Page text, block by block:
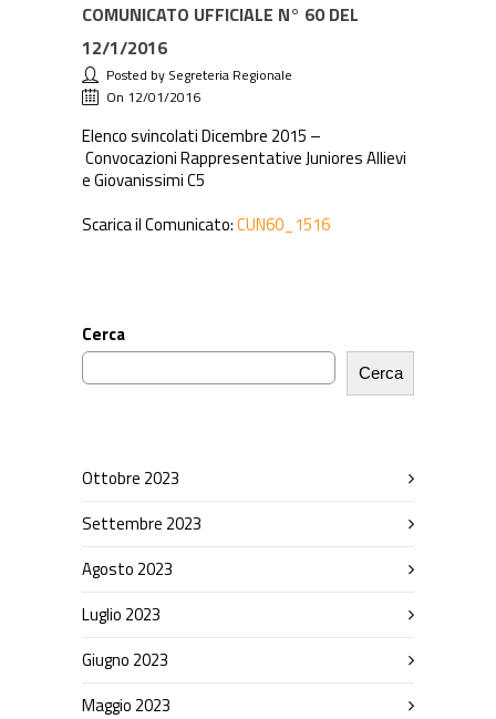
COMUNICATO UFFICIALE N° 60 DEL
12/1/2016
Posted by Segreteria Regionale
On 12/01/2016
Elenco svincolati Dicembre 2015 –
Convocazioni Rappresentative Juniores Allievi
e Giovanissimi C5
Scarica il Comunicato:CUN60_1516
Cerca
Cerca
Ottobre 2023
Settembre 2023
Agosto 2023
Luglio 2023
Giugno 2023
Maggio 2023